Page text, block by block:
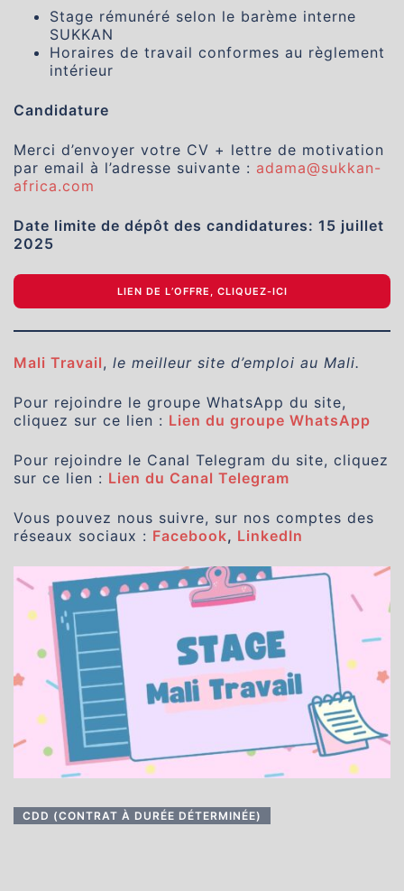
Stage rémunéré selon le barème interne
SUKKAN
Horaires de travail conformes au règlement
intérieur
Candidature
Merci d’envoyer votre CV + lettre de motivation
par email à l’adresse suivante : adama@sukkan-
africa.com
Date limite de dépôt des candidatures: 15 juillet
2025
LIEN DE L’OFFRE, CLIQUEZ-ICI
Mali Travail, le meilleur site d’emploi au Mali.
Pour rejoindre le groupe WhatsApp du site,
cliquez sur ce lien : Lien du groupe WhatsApp
Pour rejoindre le Canal Telegram du site, cliquez
sur ce lien : Lien du Canal Telegram
Vous pouvez nous suivre, sur nos comptes des
réseaux sociaux : Facebook, LinkedIn
CDD (CONTRAT À DURÉE DÉTERMINÉE)